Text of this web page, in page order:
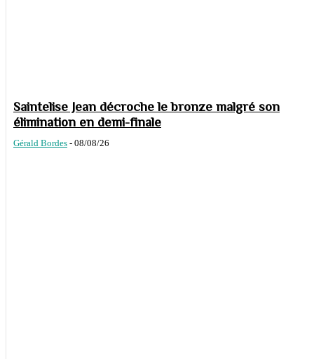
Saintelise Jean décroche le bronze malgré son
élimination en demi-finale
Gérald Bordes - 08/08/26